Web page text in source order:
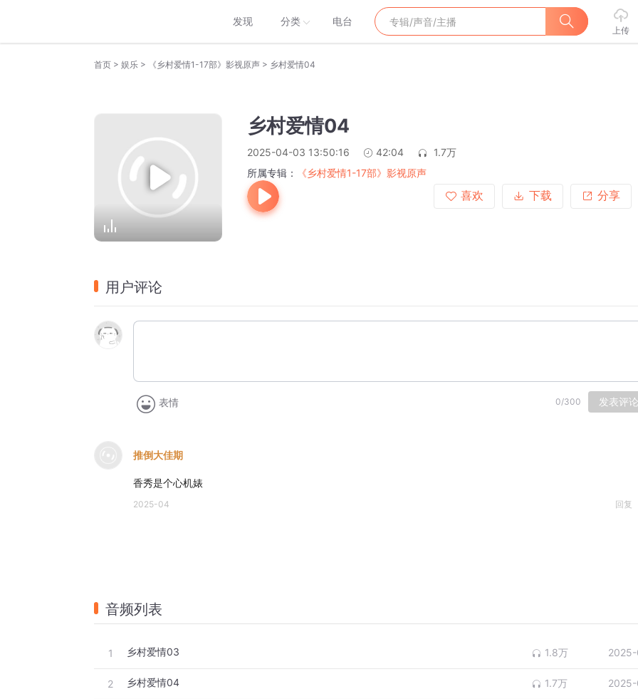
发现 分类 电台
上传
首页 > 娱乐 > 《乡村爱情1-17部》影视原声 > 乡村爱情04
乡村爱情04
2025-04-03 13:50:16 42:04
1.7万
所属专辑：
《乡村爱情1-17部》影视原声
喜欢
下载 分享
用户评论
表情 0/300 发表评论
推倒大佳期
香秀是个心机婊
2025-04 回复
音频列表
1 乡村爱情03 1.8万
2 乡村爱情04 1.7万